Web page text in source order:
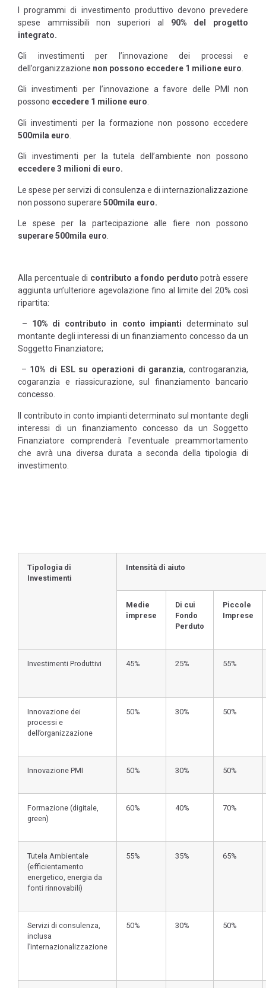
I programmi di investimento produttivo devono prevedere
spese ammissibili non superiori al 90% del progetto
integrato.
Gli investimenti per l’innovazione dei processi e
dell’organizzazione non possono eccedere 1 milione euro
Gli investimenti per l’innovazione a favore delle PMI non
possono eccedere 1 milione euro.
Gli investimenti per la formazione non possono eccedere
500mila euro
Gli investimenti per la tutela dell’ambiente non possono
eccedere 3 milioni di euro.
Le spese per servizi di consulenza e di internazionalizzazione
non possono superare 500mila euro.
Le spese per la partecipazione alle fiere non possono
superare 500mila euro
Alla percentuale di contributo a fondo perdutopotrà essere
aggiunta un’ulteriore agevolazione fino al limite del 20% così
ripartita:
– 10% di contributo in conto impianti determinato sul
montante degli interessi di un finanziamento concesso da un
Soggetto Finanziatore;
– 10% di ESL su operazioni di garanzia, controgaranzia,
cogaranzia e riassicurazione, sul finanziamento bancario
concesso.
Il contributo in conto impianti determinato sul montante degli
interessi di un finanziamento concesso da un Soggetto
Finanziatore comprenderà l’eventuale preammortamento
che avrà una diversa durata a seconda della tipologia di
investimento.
Tipologia di
Investimenti
Intensità di aiuto
Medie
imprese
Di cui
Fondo
Perduto
Piccole
Imprese
Investimenti Produttivi 45% 25% 55%
Innovazione dei
processi e
dell’organizzazione
50% 30% 50%
Innovazione PMI 50% 30% 50%
Formazione (digitale,
green)
60% 40% 70%
Tutela Ambientale
(efficientamento
energetico, energia da
fonti rinnovabili)
55% 35% 65%
Servizi di consulenza,
inclusa
l’internazionalizzazione
50% 30% 50%